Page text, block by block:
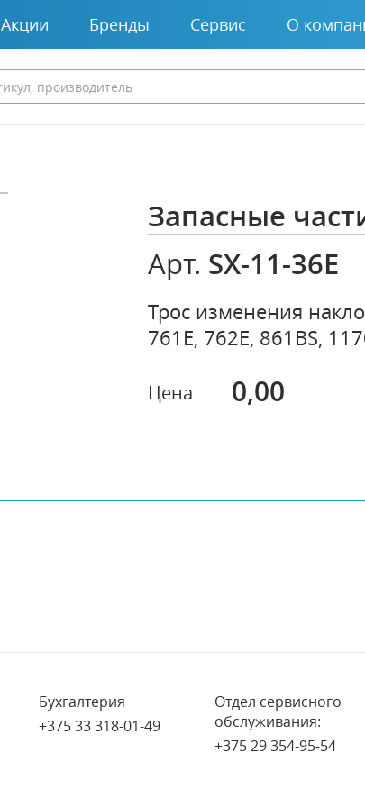
Акции Бренды Сервис О
Запасные
Арт. SX-11-36E
Трос изменения
761E, 762E, 861BS,
Цена 0,00
Бухгалтерия
+375 33 318-01-49
Отдел сервисного
обслуживания:
+375 29 354-95-54